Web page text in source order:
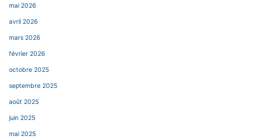
mai 2026
avril 2026
mars 2026
février 2026
octobre 2025
septembre 2025
août 2025
juin 2025
mai 2025